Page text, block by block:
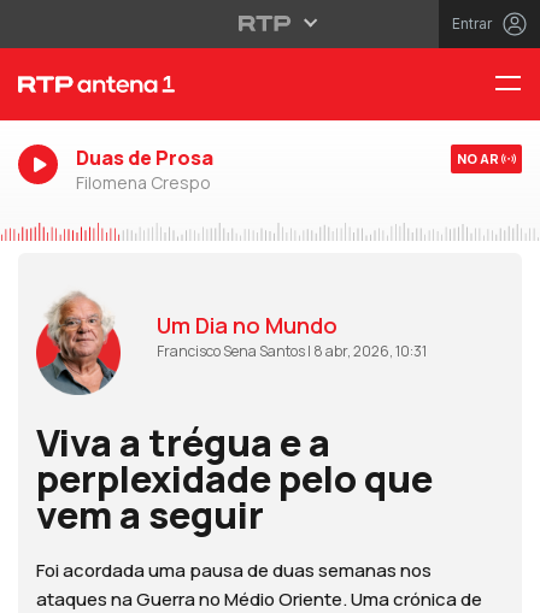
Entrar
Duas de Prosa
Filomena Crespo
NO AR
Um Dia no Mundo
Francisco Sena Santos | 8 abr, 2026, 10:31
Viva a trégua e a
perplexidade pelo que
vem a seguir
Foi acordada uma pausa de duas semanas nos
ataques na Guerra no Médio Oriente. Uma crónica de